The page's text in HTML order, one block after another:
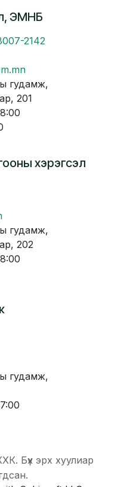
ЭМНБ
2142
гудамж,
201
хэрэгсэл
гудамж,
202
гудамж,
Бүх эрх хуулиар